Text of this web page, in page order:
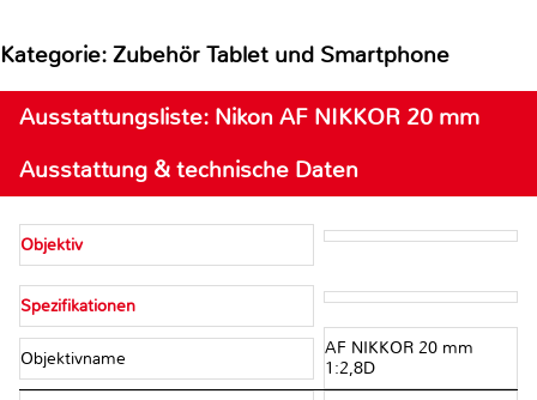
Kategorie: Zubehör Tablet und Smartphone
Ausstattungsliste: Nikon AF NIKKOR 20 mm
Ausstattung & technische Daten
Objektiv
Spezifikationen
Objektivname
AF NIKKOR 20 mm
1:2,8D